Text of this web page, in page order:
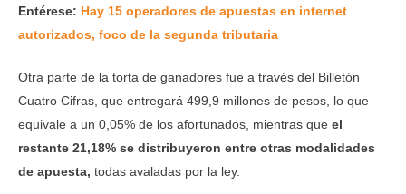
Entérese: Hay 15 operadores de apuestas en internet
autorizados, foco de la segunda tributaria
Otra parte de la torta de ganadores fue a través del Billetón
Cuatro Cifras, que entregará 499,9 millones de pesos, lo que
equivale a un 0,05% de los afortunados, mientras que el
restante 21,18% se distribuyeron entre otras modalidades
de apuesta, todas avaladas por la ley.